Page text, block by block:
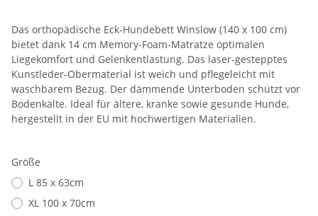
Das orthopädische Eck-Hundebett Winslow (140 x 100 cm)
bietet dank 14 cm Memory-Foam-Matratze optimalen
Liegekomfort und Gelenkentlastung. Das laser-gestepptes
Kunstleder-Obermaterial ist weich und pflegeleicht mit
waschbarem Bezug. Der dämmende Unterboden schützt vor
Bodenkälte. Ideal für ältere, kranke sowie gesunde Hunde,
hergestellt in der EU mit hochwertigen Materialien.
Größe
L 85 x 63cm
XL 100 x 70cm